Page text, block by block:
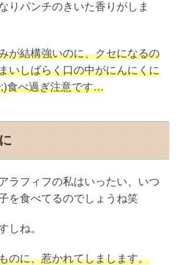
りパンチのきいた香りがしま
が結構強いのに、クセになるの
いしばらく口の中がにんにくに
食べ過ぎ注意です…
ラフィフの私はいったい、いつ
を食べてるのでしょうね笑
しね。
のに、惹かれてしまします。